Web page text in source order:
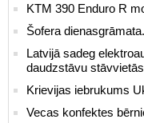
KTM 390 Enduro R
Šofera dienasgrāmata.
Latvijā sadeg
daudzstāvu stāvvietās
Krievijas iebrukums
Vecas konfektes